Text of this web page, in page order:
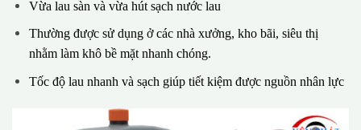
Vừa lau sàn và vừa hút sạch nước lau
Thường được sử dụng ở các nhà xưởng, kho bãi, siêu thị
nhằm làm khô bề mặt nhanh chóng.
Tốc độ lau nhanh và sạch giúp tiết kiệm được nguồn nhân lực